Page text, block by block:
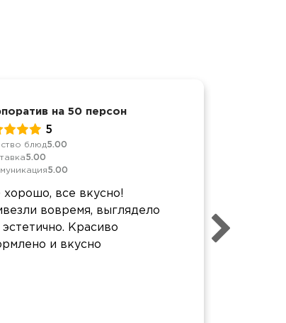
на 50 персон
5
блюд5.00
5.00
5.00
хорошо, все вкусно!
вовремя, выглядело
эстетично. Красиво
и вкусно